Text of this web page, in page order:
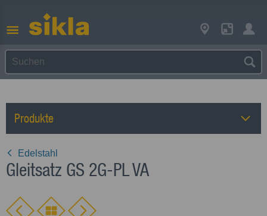
Produkte
Edelstahl
Gleitsatz GS 2G-PL VA